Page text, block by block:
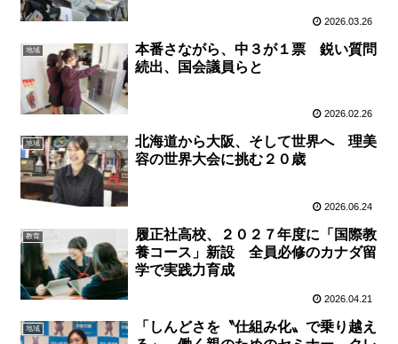
2026.03.26
地域
本番さながら、中３が１票 鋭い質問
続出、国会議員らと
2026.02.26
地域
北海道から大阪、そして世界へ 理美
容の世界大会に挑む２０歳
2026.06.24
教育
履正社高校、２０２７年度に「国際教
養コース」新設 全員必修のカナダ留
学で実践力育成
2026.04.21
地域
「しんどさを〝仕組み化〟で乗り越え